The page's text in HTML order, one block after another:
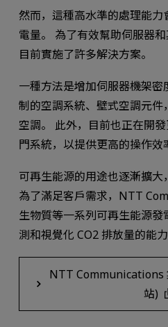
然而，這種高水準的處理能
電量。 為了有效幫助伺服器和
目前實施了許多解決方案。
一種方法是增加伺服器機架
制的空調系統、壁式空調元
空調。 此外，目前也正在開
門系統，以提供更高的操作效
可再生能源的用途也逐漸擴大
為了滿足客戶需求，NTT
生物質等一系列可再生能源
測和視覺化 CO2 排放量的能力
NTT Communications
站)